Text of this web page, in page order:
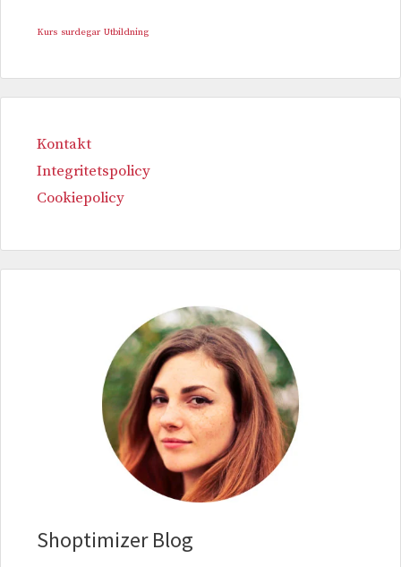
Kurs surdegar Utbildning
Kontakt
Integritetspolicy
Cookiepolicy
Shoptimizer Blog